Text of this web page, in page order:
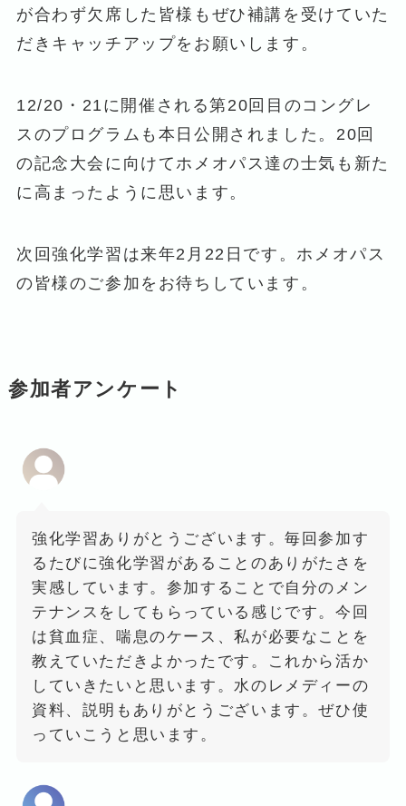
が合わず欠席した皆様もぜひ補講を受けていた
だきキャッチアップをお願いします。
12/20・21に開催される第20回目のコングレ
スのプログラムも本日公開されました。20回
の記念大会に向けてホメオパス達の士気も新た
に高まったように思います。
次回強化学習は来年2月22日です。ホメオパス
の皆様のご参加をお待ちしています。
参加者アンケート
強化学習ありがとうございます。毎回参加す
るたびに強化学習があることのありがたさを
実感しています。参加することで自分のメン
テナンスをしてもらっている感じです。今回
は貧血症、喘息のケース、私が必要なことを
教えていただきよかったです。これから活か
していきたいと思います。水のレメディーの
資料、説明もありがとうございます。ぜひ使
っていこうと思います。